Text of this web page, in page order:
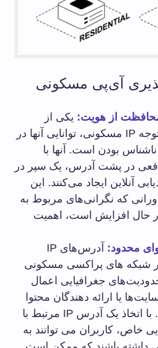
آی‌پی مسکونی
از هویت: یکی از
ویژگی‌های قابل توجه IP مسکونی، توانایی آنها در
ناشناس بودن است. آنها با
در پشت آدرس، یک سپر در
آنلاین ایجاد می‌کنند. این
که نگرانی‌های مربوط به
افزایش است، اهمیت
محدود:
آدرس‌های IP
شبکه های پراکسی مسکونی
جغرافیایی اعمال
یا ارائه دهندگان محتوا
استفاده می شود. با اتخاذ یک آدرس IP مرتبط با
خاص، کاربران می توانند به